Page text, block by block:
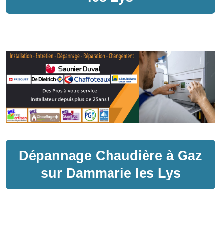
Dépannage Chaudière à Gaz
sur Dammarie les Lys